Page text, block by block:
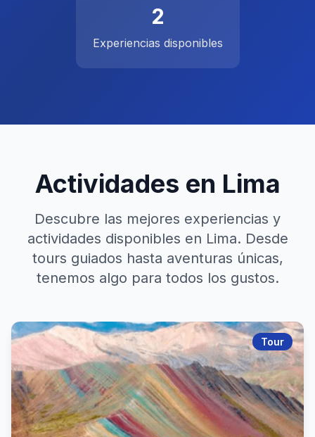
2
Experiencias disponibles
Actividades en Lima
Descubre las mejores experiencias y
actividades disponibles en Lima. Desde
tours guiados hasta aventuras únicas,
tenemos algo para todos los gustos.
Tour